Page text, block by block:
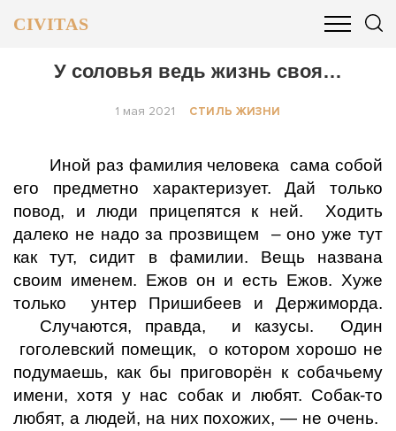
CIVITAS
ОБЩЕСТВО БИЗНЕС И ФИНАНСЫ
У соловья ведь жизнь своя…
1 мая 2021 СТИЛЬ ЖИЗНИ
Иной раз фамилия человека сама собой
его предметно характеризует. Дай только
повод, и люди прицепятся к ней. Ходить
далеко не надо за прозвищем – оно уже тут
как тут, сидит в фамилии. Вещь названа
своим именем. Ежов он и есть Ежов. Хуже
только унтер Пришибеев и Держиморда.
Случаются, правда, и казусы. Один
гоголевский помещик, о котором хорошо не
подумаешь, как бы приговорён к собачьему
имени, хотя у нас собак и любят. Собак-то
любят, а людей, на них похожих, — не очень.